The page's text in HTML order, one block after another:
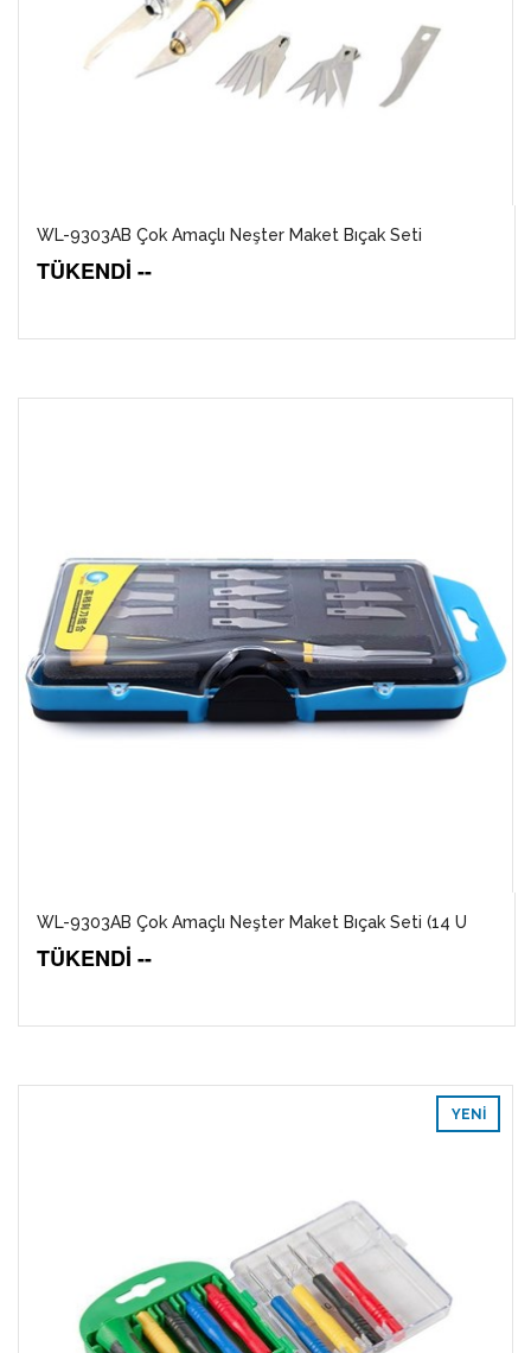
WL-9303AB Çok Amaçlı Neşter Maket Bıçak Seti
TÜKENDİ --
WL-9303AB Çok Amaçlı Neşter Maket Bıçak Seti (14 U
TÜKENDİ --
YENI